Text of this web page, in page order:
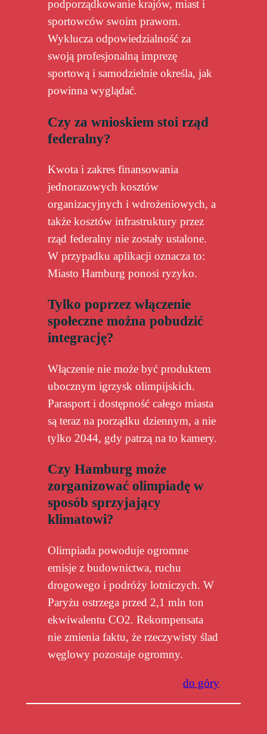
podporządkowanie krajów, miast i
sportowców swoim prawom.
Wyklucza odpowiedzialność za
swoją profesjonalną imprezę
sportową i samodzielnie określa, jak
powinna wyglądać.
Czy za wnioskiem stoi rząd
federalny?
Kwota i zakres finansowania
jednorazowych kosztów
organizacyjnych i wdrożeniowych, a
także kosztów infrastruktury przez
rząd federalny nie zostały ustalone.
W przypadku aplikacji oznacza to:
Miasto Hamburg ponosi ryzyko.
Tylko poprzez włączenie
społeczne można pobudzić
integrację?
Włączenie nie może być produktem
ubocznym igrzysk olimpijskich.
Parasport i dostępność całego miasta
są teraz na porządku dziennym, a nie
tylko 2044, gdy patrzą na to kamery.
Czy Hamburg może
zorganizować olimpiadę w
sposób sprzyjający
klimatowi?
Olimpiada powoduje ogromne
emisje z budownictwa, ruchu
drogowego i podróży lotniczych. W
Paryżu ostrzega przed 2,1 mln ton
ekwiwalentu CO2. Rekompensata
nie zmienia faktu, że rzeczywisty ślad
węglowy pozostaje ogromny.
do góry